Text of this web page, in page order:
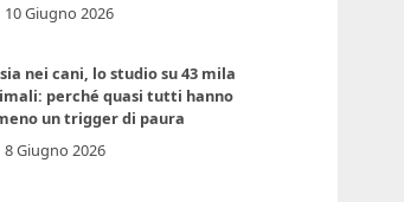
10 Giugno 2026
nei cani, lo studio su 43 mila
perché quasi tutti hanno
un trigger di paura
8 Giugno 2026